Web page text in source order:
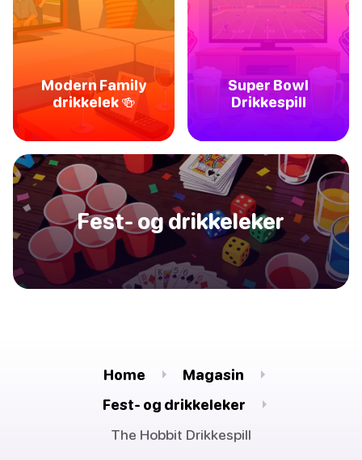
Modern Family
drikkelek 🍻
Super Bowl
Drikkespill
Fest- og drikkeleker
Home
Magasin
Fest- og drikkeleker
The Hobbit Drikkespill